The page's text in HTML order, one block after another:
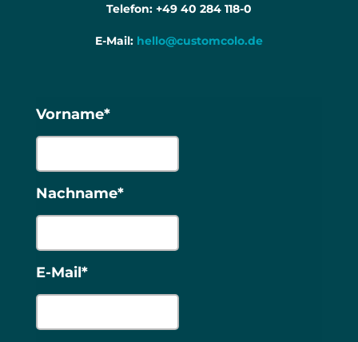
Telefon: +49 40 284 118-0
E-Mail: hello@customcolo.de
Vorname*
Nachname*
E-Mail*